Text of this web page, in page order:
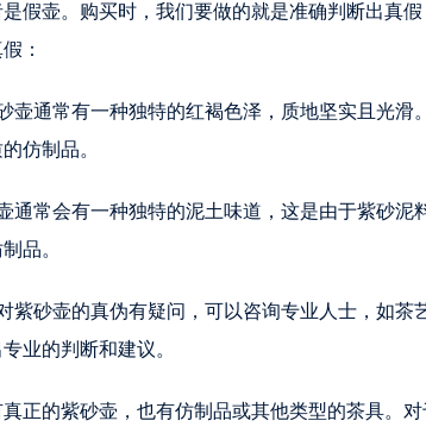
假壶。购买时，我们要做的就是准确判断出真
：
壶通常有一种独特的红褐色泽，质地坚实且光滑
仿制品。
通常会有一种独特的泥土味道，这是由于紫砂
品。
紫砂壶的真伪有疑问，可以咨询专业人士，如
业的判断和建议。
正的紫砂壶，也有仿制品或其他类型的茶具。